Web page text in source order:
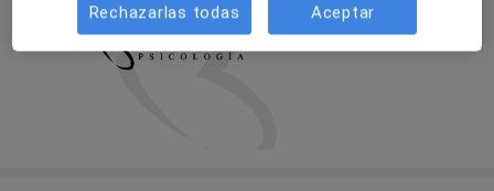
Rechazarlas todas Aceptar